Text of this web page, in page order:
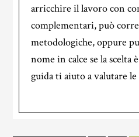
arricchire il lavoro con
complementari, può
metodologiche, oppure
nome in calce se la scelta
guida ti aiuto a valutare